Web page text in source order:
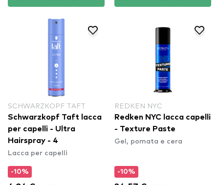
SCHWARZKOPF TAFT
Schwarzkopf Taft lacca
per capelli - Ultra
Hairspray - 4
Lacca per capelli
-10%
REDKEN NYC
Redken NYC lacca capelli
- Texture Paste
Gel, pomata e cera
-10%